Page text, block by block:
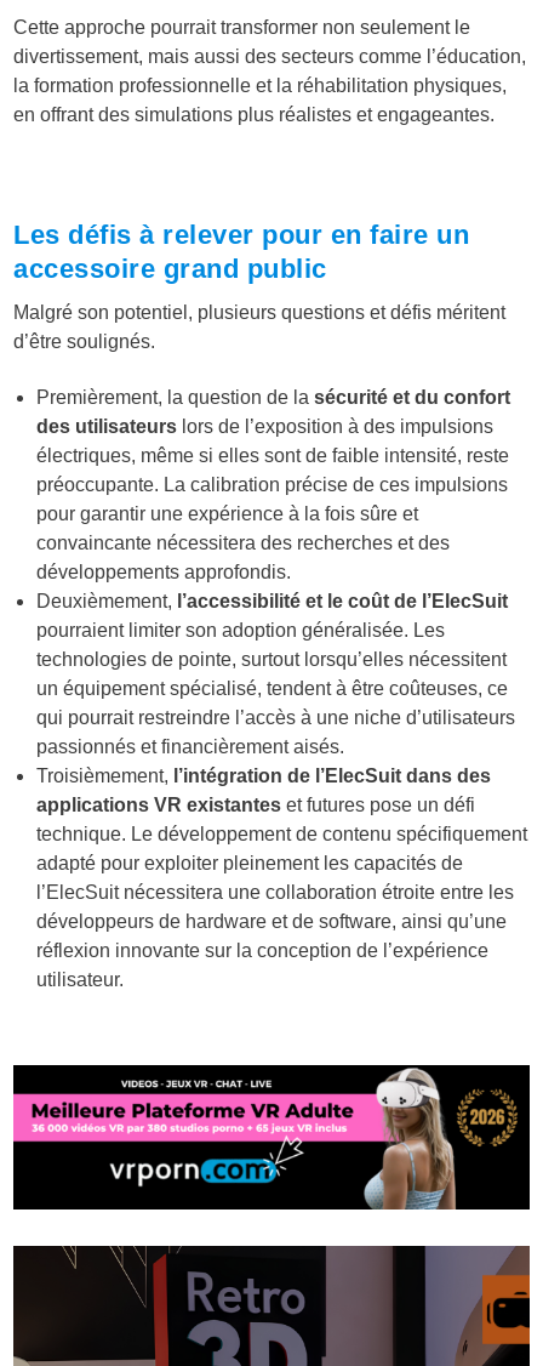
Cette approche pourrait transformer non seulement le
divertissement, mais aussi des secteurs comme l’éducation,
la formation professionnelle et la réhabilitation physiques,
en offrant des simulations plus réalistes et engageantes.
Les défis à relever pour en faire un
accessoire grand public
Malgré son potentiel, plusieurs questions et défis méritent
d’être soulignés.
Premièrement, la question de lasécurité et du confort
des utilisateurs lors de l’exposition à des impulsions
électriques, même si elles sont de faible intensité, reste
préoccupante. La calibration précise de ces impulsions
pour garantir une expérience à la fois sûre et
convaincante nécessitera des recherches et des
développements approfondis.
Deuxièmement, l’accessibilité et le coût de l’ElecSuit
pourraient limiter son adoption généralisée. Les
technologies de pointe, surtout lorsqu’elles nécessitent
un équipement spécialisé, tendent à être coûteuses, ce
qui pourrait restreindre l’accès à une niche d’utilisateurs
passionnés et financièrement aisés.
Troisièmement, l’intégration de l’ElecSuit dans des
applications VR existantes et futures pose un défi
technique. Le développement de contenu spécifiquement
adapté pour exploiter pleinement les capacités de
l’ElecSuit nécessitera une collaboration étroite entre les
développeurs de hardware et de software, ainsi qu’une
réflexion innovante sur la conception de l’expérience
utilisateur.